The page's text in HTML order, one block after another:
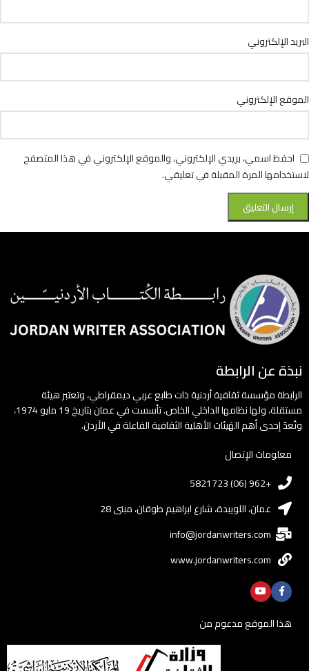
البريد الإلكتروني
الموقع الإلكتروني
احفظ اسمي، بريدي الإلكتروني، والموقع الإلكتروني في هذا المتصفح
لاستخدامها المرة المقبلة في تعليقي.
نبذة عن الرابطة
الرابطة مؤسسة ثقافية أردنية ذات طابع عربي ديمقراطي، وتعتبر هيئة
مستقلة، ولها نظامها الداخلي الخاص. تأسست في عمان بتاريخ 19 مايو 1974،
وتُعدّ إحدى أهم الهَيئات الأهلية الثقافية الفاعلة في الأردن.
معلومات الإتصال
+962 (06) 5821723
عمان، اللويبدة، شارع ابراهيم طوقان، مبنى 28
info@jordanwriters.com
www.jordanwriters.com
هذا الموقع مدعوم من